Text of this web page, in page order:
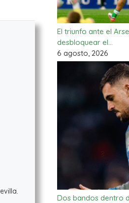
El triunfo ante el
desbloquear el…
6 agosto, 2026
Dos bandos dentro